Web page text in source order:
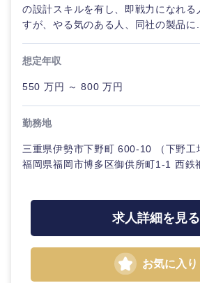
の設計スキルを有し、即戦力になれ
すが、やる気のある人、同社の製品に...
想定年収
550 万円 ～ 800 万円
勤務地
三重県伊勢市下野町 600-10 （下野工
福岡県福岡市博多区御供所町1-1 西鉄
求人詳細を見る
お気に入り